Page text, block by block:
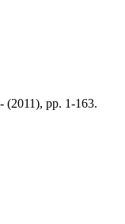
(2011), pp. 1-163.